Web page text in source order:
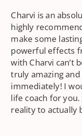
Charvi is an
highly
make some
powerful effects
with Charvi can’t
truly amazing
immediately! I
life coach for
reality to actually